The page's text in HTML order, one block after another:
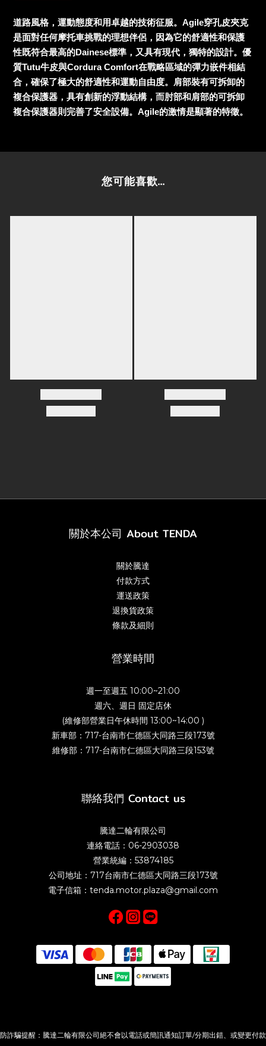
道路風格，運動態度和用卓越的技術征服。Agile穿孔皮夾克
是面對任何摩托車挑戰的理想伴侶，因為它的舒適性和保護
性既符合最高的Dainese標準，又具有現代，獨特的設計。優
質Tutu牛皮與Cordura Comfort在戰略區域的彈力嵌件相結
合，確保了極大的舒適性和運動自由度。肩部裝有可拆卸的
複合保護器 ，具有創新的浮動結構，而肘部和肩部的可拆卸
複合保護器則完善了安全設備。 Agile的激情是顯著的特徵。
您可能喜歡...
關於本公司 About TENDA
關於騰達
付款方式
運送政策
退換貨政策
條款及細則
營業時間
週一至週五 10:00~21:00
週六、週日 固定店休
(維修部營業日午休時間 13:00~14:00 )
新車部：717-台南市仁德區大同路三段173號
維修部：717-台南市仁德區大同路三段153號
聯絡我們 Contact us
騰達二輪有限公司
連絡電話：06-2903038
營業統編：53874185
公司地址：717台南市仁德區大同路三段173號
電子信箱：tenda.motor.plaza@gmail.com
防詐騙提醒：騰達二輪有限公司絕不會以電話或簡訊通知訂單/分期出錯、或變更付款